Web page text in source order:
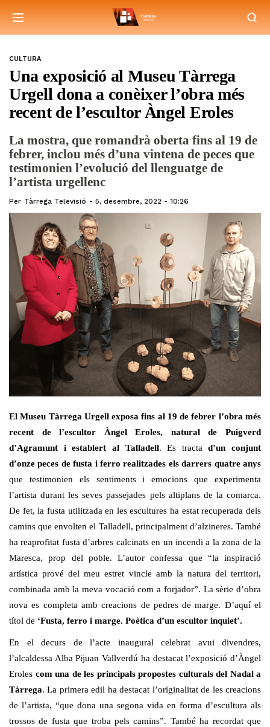
CULTURA
Una exposició al Museu Tàrrega
Urgell dona a conèixer l’obra més
recent de l’escultor Àngel Eroles
La mostra, que romandrà oberta fins al 19 de
febrer, inclou més d’una vintena de peces que
testimonien l’evolució del llenguatge de
l’artista urgellenc
Per Tàrrega Televisió 5, desembre, 2022 - 10:26
El Museu Tàrrega Urgell exposa fins al 19 de febrer l’obra més
recent de l’escultor Àngel Eroles, natural de Puigverd
d’Agramunt i establert al Talladell. Es tractad’un conjunt
d’onze peces de fusta i ferro realitzades els darrers quatre anys
que testimonien els sentiments i emocions que experimenta
l’artista durant les seves passejades pels altiplans de la comarca.
De fet, la fusta utilitzada en les escultures ha estat recuperada dels
camins que envolten el Talladell, principalment d’alzineres. També
ha reaprofitat fusta d’arbres calcinats en un incendi a la zona de la
Maresca, prop del poble. L’autor confessa que “la inspiració
artística prové del meu estret vincle amb la natura del territori,
combinada amb la meva vocació com a forjador”. La sèrie d’obra
nova es completa amb creacions de pedres de marge. D’aquí el
títol de ‘Fusta, ferro i marge. Poètica d’un escultor inquiet’.
En el decurs de l’acte inaugural celebrat avui divendres,
l’alcaldessa Alba Pijuan Vallverdú ha destacat l’exposició d’Àngel
Eroles com una de les principals propostes culturals del Nadal a
Tàrrega. La primera edil ha destacat l’originalitat de les creacions
de l’artista, “que dona una segona vida en forma d’escultura als
trossos de fusta que troba pels camins”. També ha recordat que